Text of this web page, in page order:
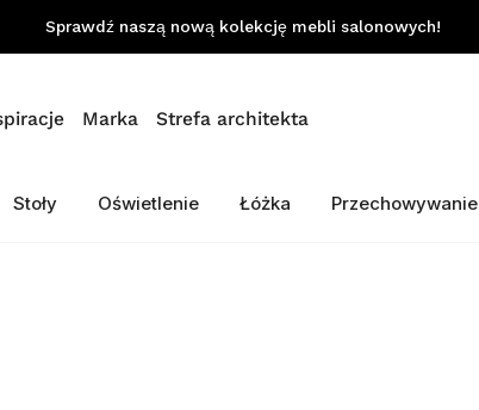
Sprawdź naszą nową kolekcję mebli salonowych!
Marka Strefa architekta
Stoły Oświetlenie Łóżka Przechowywanie